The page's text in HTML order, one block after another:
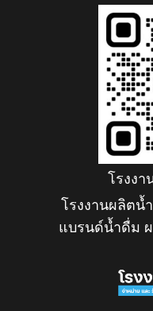
โรงงา
โรงงานผลิตน้
แบรนด์น้ำดื่ม